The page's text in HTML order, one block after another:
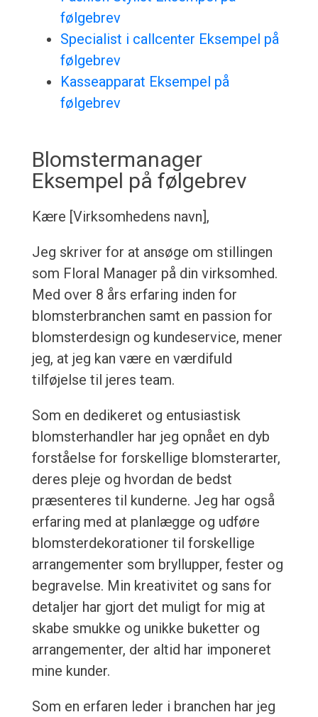
følgebrev
Specialist i callcenter Eksempel på
følgebrev
Kasseapparat Eksempel på
følgebrev
Blomstermanager
Eksempel på følgebrev
Kære [Virksomhedens navn],
Jeg skriver for at ansøge om stillingen
som Floral Manager på din virksomhed.
Med over 8 års erfaring inden for
blomsterbranchen samt en passion for
blomsterdesign og kundeservice, mener
jeg, at jeg kan være en værdifuld
tilføjelse til jeres team.
Som en dedikeret og entusiastisk
blomsterhandler har jeg opnået en dyb
forståelse for forskellige blomsterarter,
deres pleje og hvordan de bedst
præsenteres til kunderne. Jeg har også
erfaring med at planlægge og udføre
blomsterdekorationer til forskellige
arrangementer som bryllupper, fester og
begravelse. Min kreativitet og sans for
detaljer har gjort det muligt for mig at
skabe smukke og unikke buketter og
arrangementer, der altid har imponeret
mine kunder.
Som en erfaren leder i branchen har jeg